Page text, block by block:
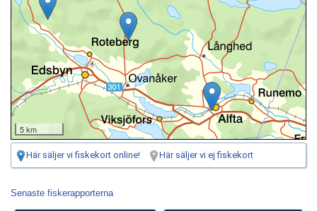
5 km
Här säljer vi fiskekort online! Här säljer vi ej fiskekort
Senaste fiskerapporterna